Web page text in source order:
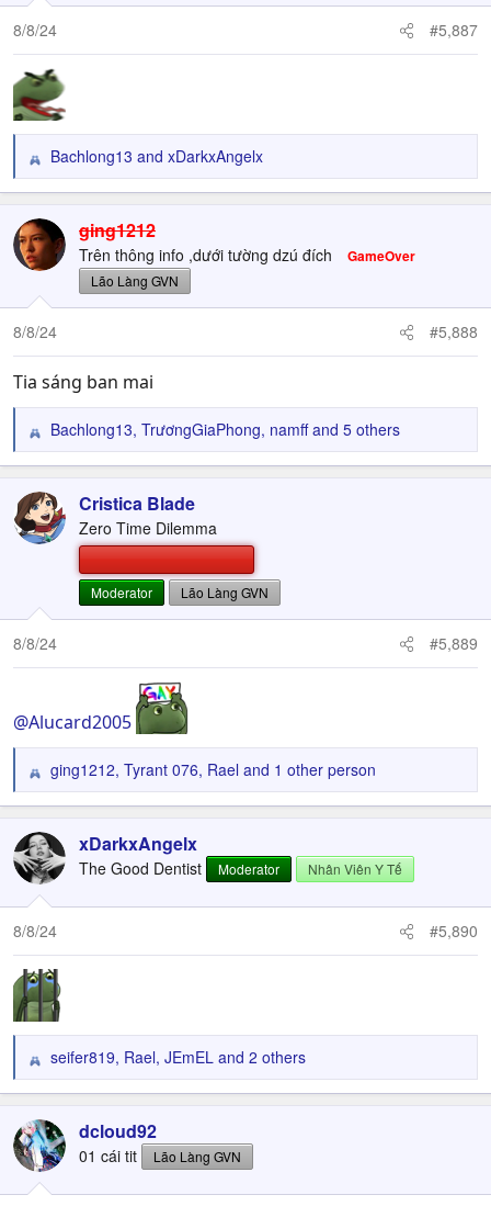
:
8/8/24 #5,887
R
e
c
t
i
n
s
:
Bachlong13 and xDarkxAngelx
ging1212
Trên thông info ,dưới tường dzú đích GameOver
Lão Làng GVN
8/8/24 #5,888
Tia sáng ban mai
R
e
c
t
i
:
Bachlong13, TrươngGiaPhong, namffand 5 others
Cristica Blade
Zero Time Dilemma
Moderator Lão Làng GVN
8/8/24 #5,889
@Alucard2005
R
e
c
t
i
o
n
:
ging1212, Tyrant 076, Rael and 1 other person
xDarkxAngelx
The Good Dentist Moderator Nhân Viên Y Tế
8/8/24 #5,890
R
e
c
t
i
o
seifer819, Rael, JEmEL and 2 others
dcloud92
01 cái tit Lão Làng GVN